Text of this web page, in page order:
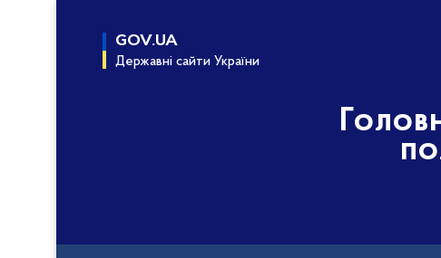
GOV.UA
Державні сайти України